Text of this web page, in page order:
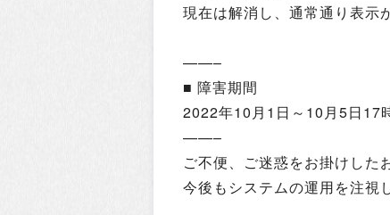
現在は解消し、通常通り表示
——–
■ 障害期間
2022年10月1日～10月5日17
——–
ご不便、ご迷惑をお掛けした
今後もシステムの運用を注視